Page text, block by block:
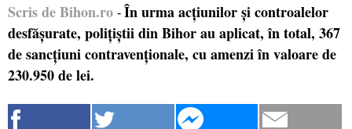
Scris de Bihon.ro - În urma acțiunilor și controalelor
desfășurate, polițiștii din Bihor au aplicat, în total, 367
de sancțiuni contravenționale, cu amenzi în valoare de
230.950 de lei.